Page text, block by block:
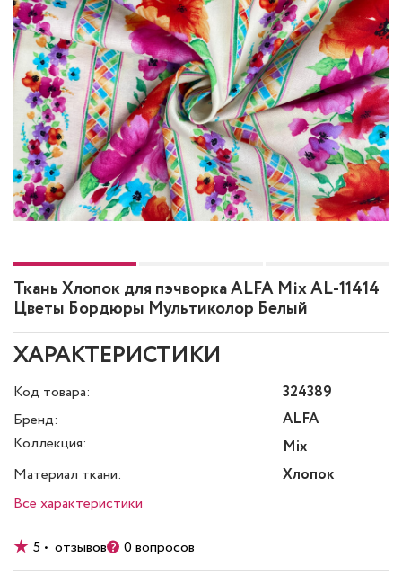
Ткань Хлопок для пэчворка ALFA Mix AL-11414
Цветы Бордюры Мультиколор Белый
ХАРАКТЕРИСТИКИ
Код товара:
324389
Бренд:
ALFA
Коллекция:
Mix
Материал ткани:
Хлопок
Все характеристики
5 • отзывов 0 вопросов